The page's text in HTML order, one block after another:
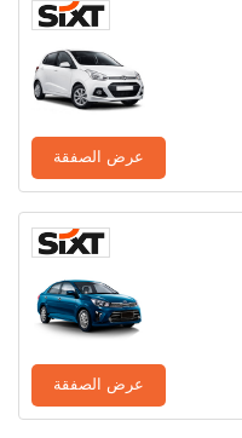
عرض الصفقة
عرض الصفقة